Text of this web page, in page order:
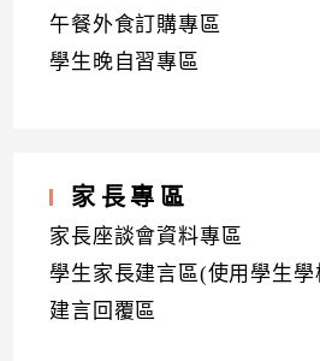
午餐外食訂購專區
學生晚自習專區
家長專區
家長座談會資料專區
學生家長建言區(使用學生
建言回覆區